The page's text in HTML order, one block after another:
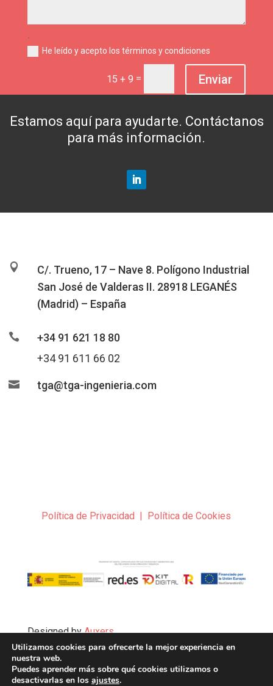
.
He leído y acepto los términos y condiciones
15 + 9 = Enviar
Estamos aquí para ayudarte. Contáctanos
para más información.

C/. Trueno, 17 – Nave 8. Polígono Industrial
San José de Valderas II. 28918 LEGANÉS
(Madrid) – España

+34 91 621 18 80
+34 91 611 66 02
 tga@tga-ingenieria.com
Política de Privacidad | Política de Cookies
Designed byAuxers
Copyright © 2024 TGA-Ingeniería
Utilizamos cookies para ofrecerte la mejor experiencia en
nuestra web.
Puedes aprender más sobre qué cookies utilizamos o
desactivarlas en los ajustes.